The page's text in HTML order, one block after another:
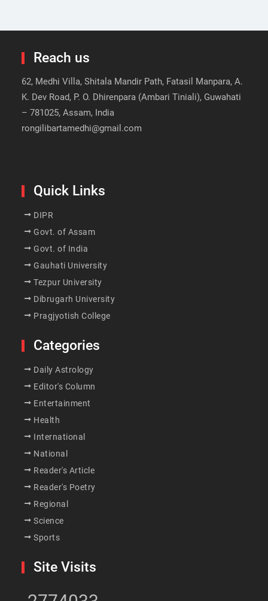
Reach us
62, Medhi Villa, Shitala Mandir Path, Fatasil Manpara, A.
K. Dev Road, P. O. Dhirenpara (Ambari Tiniali), Guwahati
– 781025, Assam, India
rongilibartamedhi@gmail.com
Quick Links
DIPR
Govt. of Assam
Govt. of India
Gauhati University
Tezpur University
Dibrugarh University
Pragjyotish College
Categories
Daily Astrology
Editor's Column
Entertainment
Health
International
National
Reader's Article
Reader's Poetry
Regional
Science
Sports
Site Visits